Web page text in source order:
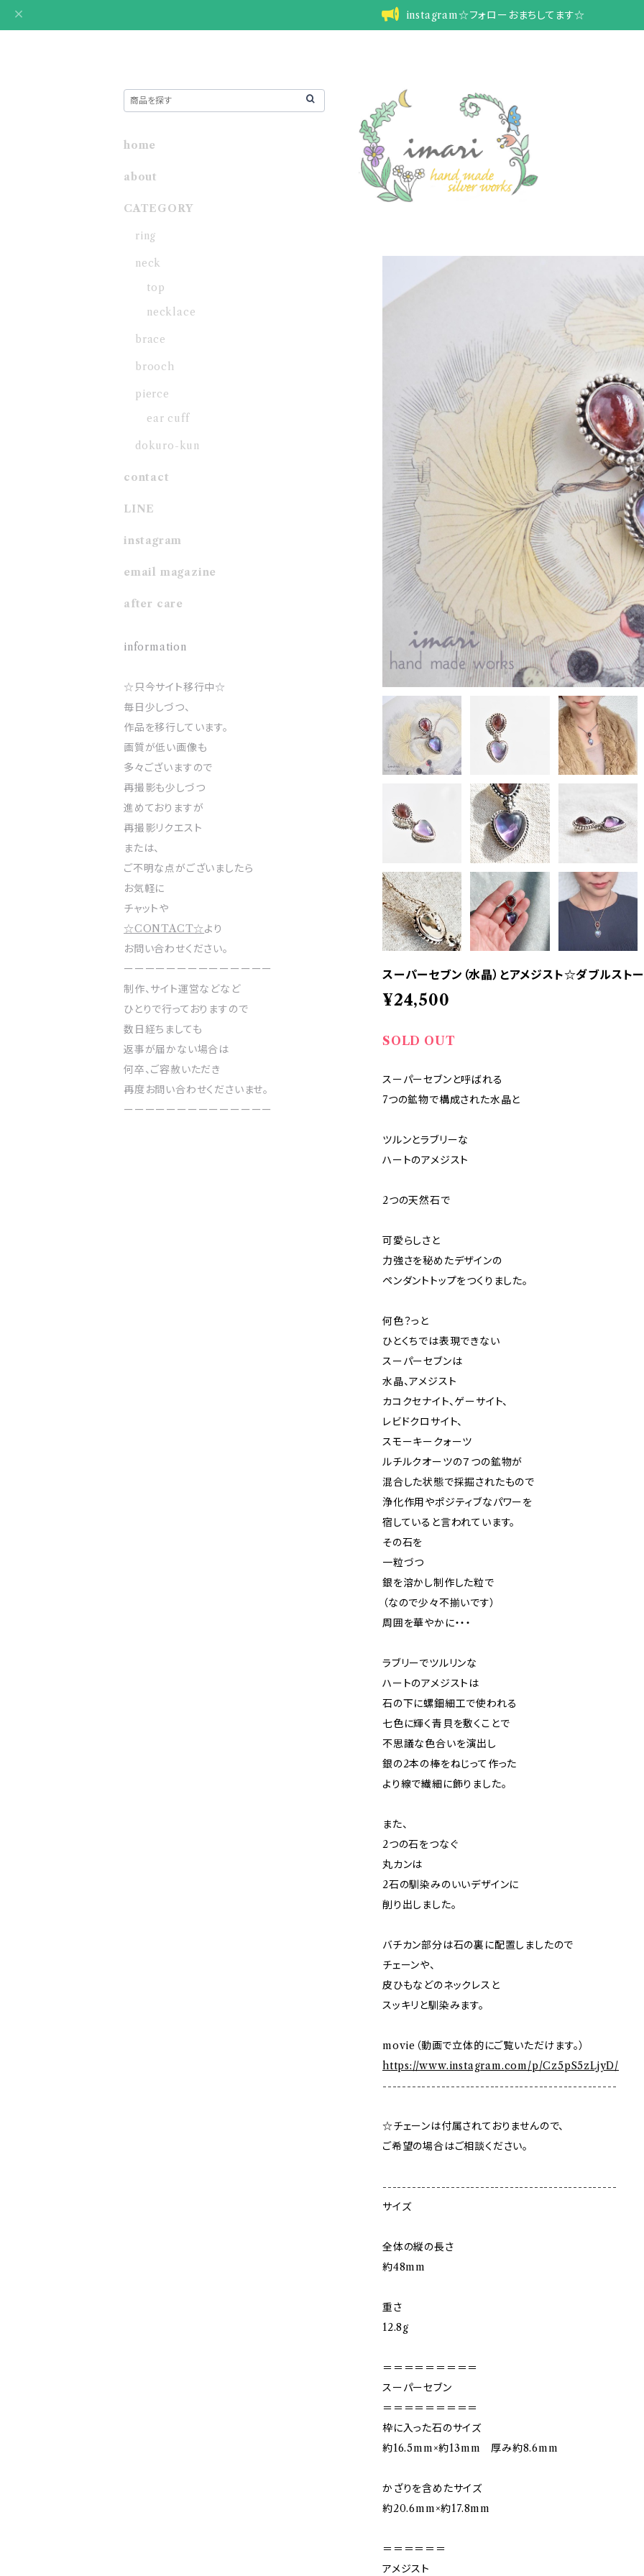
instagram☆フォローおまちしてます☆
スーパーセブン（水晶）とアメジスト☆ダブルスト
¥24,500
SOLD OUT
スーパーセブンと呼ばれる
7つの鉱物で構成された水晶と
ツルンとラブリーな
ハートのアメジスト
2つの天然石で
可愛らしさと
力強さを秘めたデザインの
ペンダントトップをつくりました。
何色？っと
ひとくちでは表現できない
スーパーセブンは
水晶、アメジスト
カコクセナイト、ゲーサイト、
レビドクロサイト、
スモーキークォーツ
ルチルクオーツの７つの鉱物が
混合した状態で採掘されたもので
浄化作用やポジティブなパワーを
宿していると言われています。
その石を
一粒づつ
銀を溶かし制作した粒で
（なので少々不揃いです）
周囲を華やかに・・・
ラブリーでツルリンな
ハートのアメジストは
石の下に螺鈿細工で使われる
七色に輝く青貝を敷くことで
不思議な色合いを演出し
銀の2本の棒をねじって作った
より線で繊細に飾りました。
また、
2つの石をつなぐ
丸カンは
2石の馴染みのいいデザインに
削り出しました。
バチカン部分は石の裏に配置しましたので
チェーンや、
皮ひもなどのネックレスと
スッキリと馴染みます。
movie（動画で立体的にご覧いただけます。）
https://www.instagram.com/p/Cz5pS5zLjyD/
------------------------------------------------
☆チェーンは付属されておりませんので、
ご希望の場合はご相談ください。
------------------------------------------------
サイズ
全体の縦の長さ
約48mm
重さ
12.8g
＝＝＝＝＝＝＝＝＝
スーパーセブン
＝＝＝＝＝＝＝＝＝
枠に入った石のサイズ
約16.5mm×約13mm 厚み約8.6mm
かざりを含めたサイズ
約20.6mm×約17.8mm
＝＝＝＝＝＝
アメジスト
home
about
CATEGORY
ring
neck
top
necklace
brace
brooch
pierce
ear cuff
dokuro-kun
contact
LINE
instagram
email magazine
after care
information
☆只今サイト移行中☆
毎日少しづつ、
作品を移行しています。
画質が低い画像も
多々ございますので
再撮影も少しづつ
進めておりますが
再撮影リクエスト
または、
ご不明な点がございましたら
お気軽に
チャットや
☆CONTACT☆より
お問い合わせください。
ーーーーーーーーーーーーーー
制作、サイト運営などなど
ひとりで行っておりますので
数日経ちましても
返事が届かない場合は
何卒、ご容赦いただき
再度お問い合わせくださいませ。
ーーーーーーーーーーーーーー